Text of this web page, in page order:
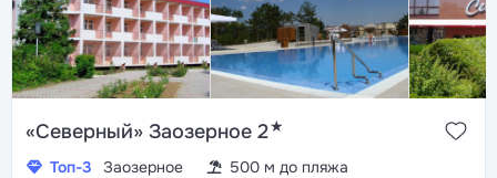
«Северный» Заозерное 2★
Топ-3 Заозерное
500 м до пляжа